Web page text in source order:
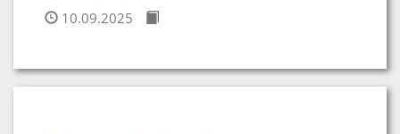
10.09.2025